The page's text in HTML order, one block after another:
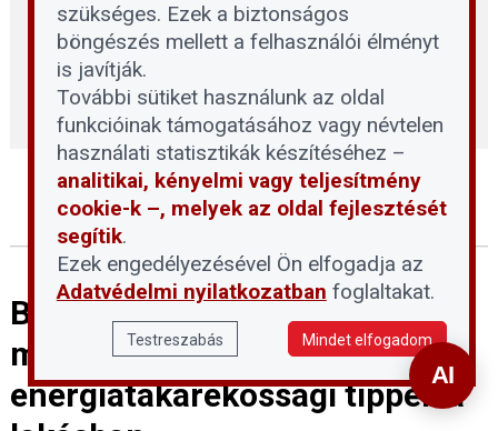
Beruházás nélkül
megvalósítható
energiatakarékossági tippek a
szükséges. Ezek a biztonságos
böngészés mellett a felhasználói élményt
is javítják.
További sütiket használunk az oldal
funkcióinak támogatásához vagy névtelen
használati statisztikák készítéséhez –
analitikai, kényelmi vagy teljesítmény
cookie-k –, melyek az oldal fejlesztését
segítik.
Ezek engedélyezésével Ön elfogadja az
Adatvédelmi nyilatkozatban foglaltakat.
Testreszabás Mindet elfogadom